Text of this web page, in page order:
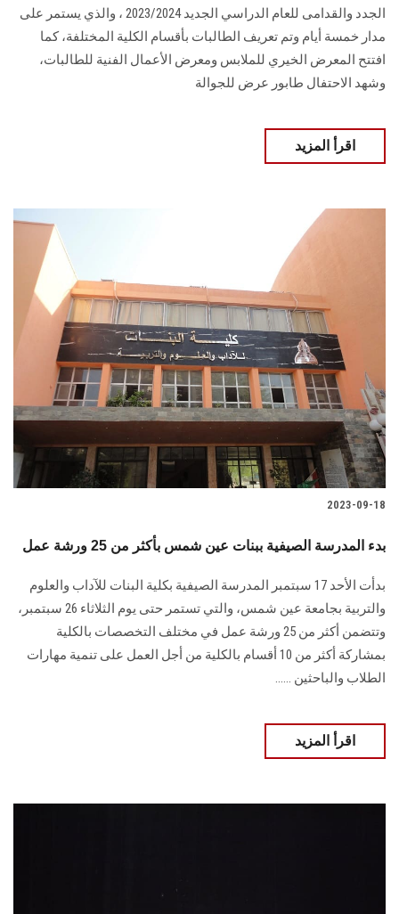
الجدد والقدامى للعام الدراسي الجديد 2023/2024 ، والذي يستمر على
مدار خمسة أيام وتم تعريف الطالبات بأقسام الكلية المختلفة، كما
افتتح المعرض الخيري للملابس ومعرض الأعمال الفنية للطالبات،
وشهد الاحتفال طابور عرض للجوالة
اقرأ المزيد
2023-09-18
بدء المدرسة الصيفية ببنات عين شمس بأكثر من 25 ورشة عمل
بدأت الأحد 17 سبتمبر المدرسة الصيفية بكلية البنات للآداب والعلوم
والتربية بجامعة عين شمس، والتي تستمر حتى يوم الثلاثاء 26 سبتمبر،
وتتضمن أكثر من 25 ورشة عمل في مختلف التخصصات بالكلية
بمشاركة أكثر من 10 أقسام بالكلية من أجل العمل على تنمية مهارات
الطلاب والباحثين ......
اقرأ المزيد